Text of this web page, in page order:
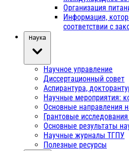
Организация
Информация,
соответствии с
Наука
Научное управление
Диссертационный совет
Аспирантура,
Научные мероприятия:
Основные направления
Грантовые
Основные результаты
Научные журналы ТГПУ
Полезные ресурсы